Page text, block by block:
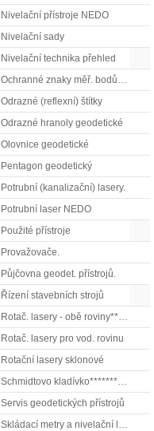
Nivelační přístroje NEDO
Nivelační sady
Nivelační technika přehled
Ochranné znaky měř. bodů OTZ - (signalizační, ochranné tyče)
Odrazné (reflexní) štítky
Odrazné hranoly geodetické
Olovnice geodetické
Pentagon geodetický
Potrubní (kanalizační) lasery.
Potrubní laser NEDO
Použité přístroje
Provažovače.
Půjčovna geodet. přístrojů.
Řízení stavebních strojů
Rotač. lasery - obě roviny** (vodorovnou a svislou rovinu)
Rotač. lasery pro vod. rovinu
Rotační lasery sklonové
Schmidtovo kladívko******** (tvrdoměr, zkoušky betonu).)
Servis geodetických přístrojů
Skládací metry a nivelační latě